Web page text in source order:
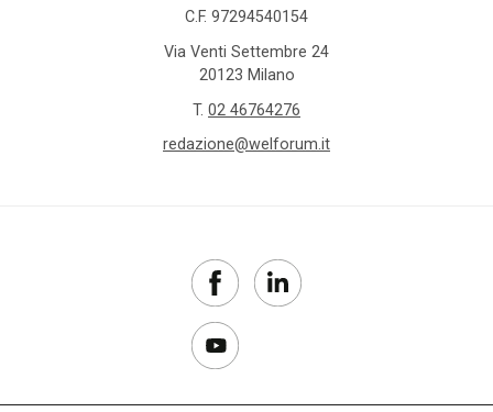
C.F. 97294540154
Via Venti Settembre 24
20123 Milano
T. 02 46764276
redazione@welforum.it